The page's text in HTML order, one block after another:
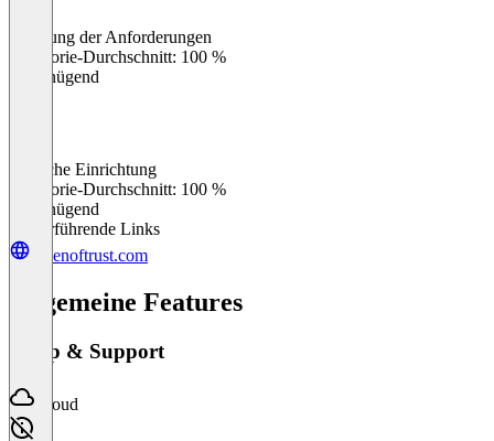
Erfüllung der Anforderungen
Kategorie-Durchschnitt: 100 %
Ungenügend
Einfache Einrichtung
Kategorie-Durchschnitt: 100 %
Ungenügend
Weiterführende Links
tokenoftrust.com
Allgemeine Features
Setup & Support
Cloud